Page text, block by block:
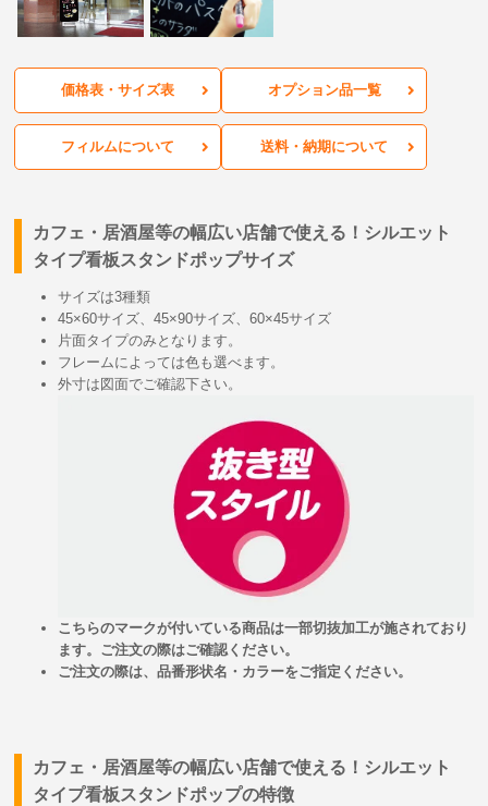
価格表・サイズ表 オプション品一覧
フィルムについて 送料・納期について
カフェ・居酒屋等の幅広い店舗で使える！シルエット
タイプ看板スタンドポップサイズ
サイズは3種類
45×60サイズ、45×90サイズ、60×45サイズ
片面タイプのみとなります。
フレームによっては色も選べます。
外寸は図面でご確認下さい。
こちらのマークが付いている商品は一部切抜加工が施されており
ます。ご注文の際はご確認ください。
ご注文の際は、品番形状名・カラーをご指定ください。
カフェ・居酒屋等の幅広い店舗で使える！シルエット
タイプ看板スタンドポップの特徴